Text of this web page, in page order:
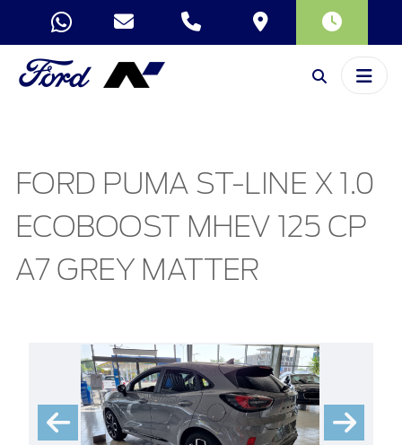
FORD PUMA ST-LINE X 1.0
ECOBOOST MHEV 125 CP
A7 GREY MATTER